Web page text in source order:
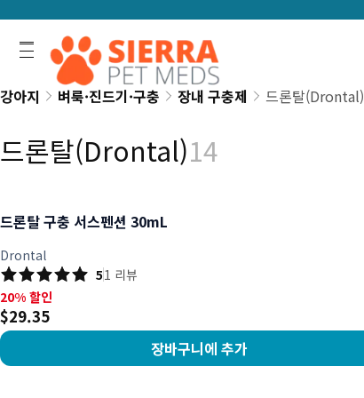
강아지 벼룩·진드기·구충 장내 구충제 드론탈(Drontal)
드론탈(Drontal)14
드론탈 구충 서스펜션 30mL
Drontal
51 리뷰
20% 할인, $29.35
20% 할인
$29.35
장바구니에 추가